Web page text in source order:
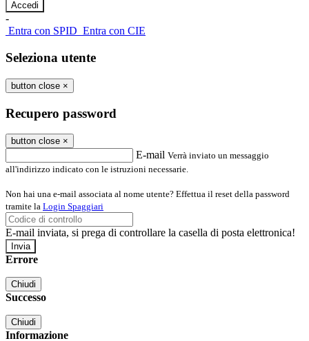
-
Entra con SPID Entra con CIE
Seleziona utente
button close ×
Recupero password
button close ×
E-mail Verrà inviato un messaggio
all'indirizzo indicato con le istruzioni necessarie.
Non hai una e-mail associata al nome utente? Effettua il reset della password
tramite la Login Spaggiari
E-mail inviata, si prega di controllare la casella di posta elettronica!
Errore
Chiudi
Successo
Chiudi
Informazione